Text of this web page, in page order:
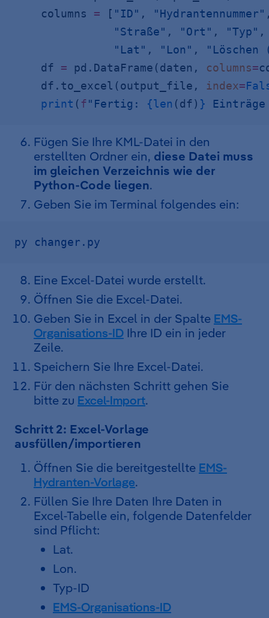
    columns
= [ "ID" , "Hydrantennummer"
               "Straße"
, "Ort" , "Typ"
               "Lat"
, "Lon" ,
"Löschen
    df
= pd.DataFrame(daten, columns=
    df.to_excel(output_file,
index=
    print
( f "Fertig: {len (df) }
Fügen Sie Ihre KML-Datei in den
erstellten Ordner ein, diese Datei muss
im gleichen Verzeichnis wie der
Python-Code liegen.
Geben Sie im Terminal folgendes ein:
py changer.py
Eine Excel-Datei wurde erstellt.
Öffnen Sie die Excel-Datei.
Geben Sie in Excel in der Spalte EMS-
Organisations-ID Ihre ID ein in jeder
Zeile.
Speichern Sie Ihre Excel-Datei.
Für den nächsten Schritt gehen Sie
bitte zu Excel-Import.
Schritt 2: Excel-Vorlage
ausfüllen/importieren
Öffnen Sie die bereitgestellte EMS-
Hydranten-Vorlage.
Füllen Sie Ihre Daten Ihre Daten in
Excel-Tabelle ein, folgende Datenfelder
sind Pflicht:
Lat.
Lon.
Typ-ID
EMS-Organisations-ID